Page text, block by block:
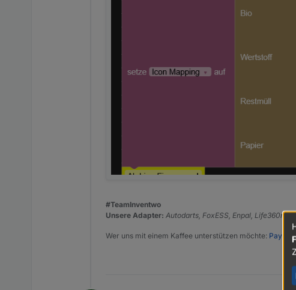
#TeamInventwo
Unsere Adapter: Autodarts, FoxESS, Enpal,
Wer uns mit einem Kaffee unterstützen möchte: PayPal